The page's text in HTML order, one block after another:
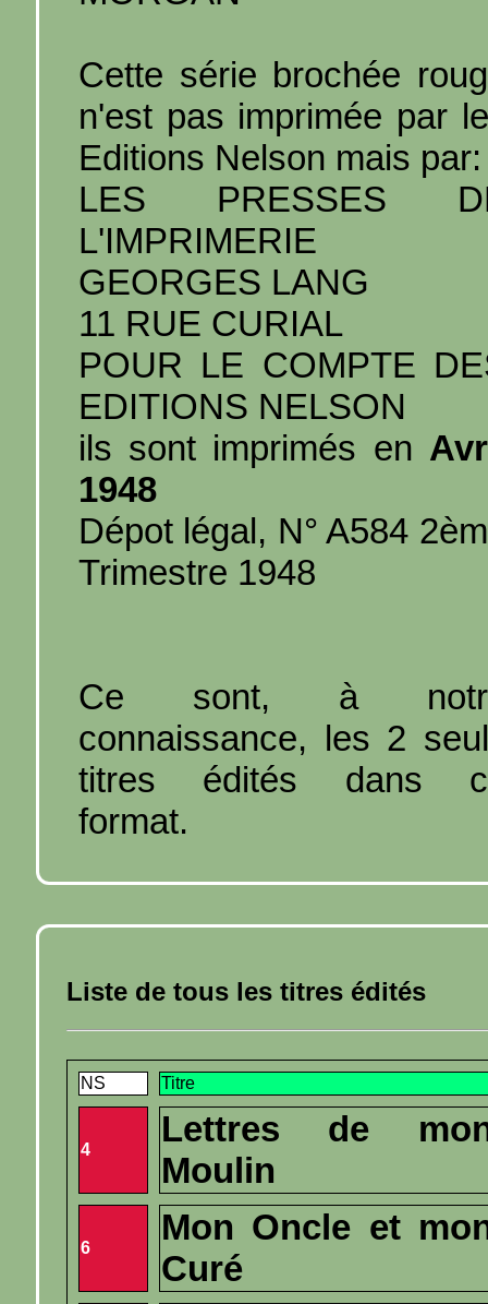
Cette série brochée
n'est pas imprimée par
Editions Nelson mais par:
LES PRESSES
L'IMPRIMERIE
GEORGES LANG
11 RUE CURIAL
POUR LE COMPTE
EDITIONS NELSON
ils sont imprimés en
1948
Dépot légal, N° A584
Trimestre 1948
Ce sont, à
connaissance, les 2
titres édités dans
format.
Liste de tous les titres édités
NS Titre
4
Lettres de
Moulin
6
Mon Oncle et
Curé